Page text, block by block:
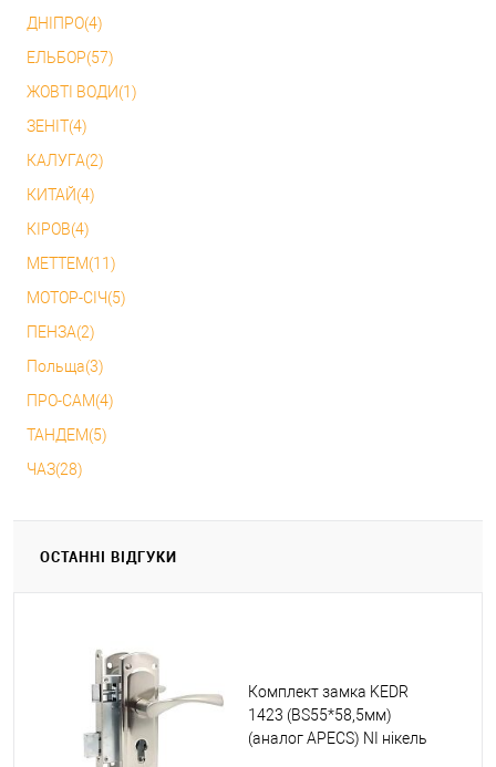
ДНІПРО(4)
ЕЛЬБОР(57)
ЖОВТІ ВОДИ(1)
ЗЕНІТ(4)
КАЛУГА(2)
КИТАЙ(4)
КІРОВ(4)
МЕТТЕМ(11)
МОТОР-СІЧ(5)
ПЕНЗА(2)
Польща(3)
ПРО-САМ(4)
ТАНДЕМ(5)
ЧАЗ(28)
ОСТАННІ ВІДГУКИ
Комплект замка KEDR
1423 (BS55*58,5мм)
(аналог APECS) NI нікель